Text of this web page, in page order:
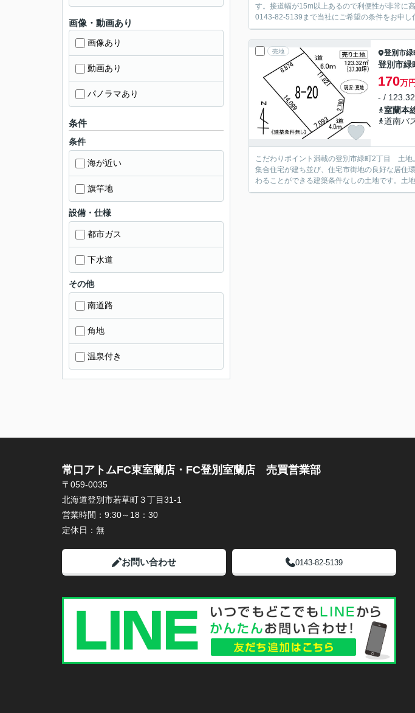
す。接道幅が15m以上あるので利便性が非常に
0143-82-5139まで当社にご希望の条件をお申し
売地 登別市緑
登別市
170万円
- /
室蘭本
道南バ
こだわりポイント満載の登別市緑町2丁目 土地。日々の暮らしに便利なコープ
集合住宅が建ち並び、住宅市街地の良好な居住
わることができる建築条件なしの土地です。土
画像・動画あり
画像あり
動画あり
パノラマあり
条件
条件
海が近い
旗竿地
設備・仕様
都市ガス
下水道
その他
南道路
角地
温泉付き
常口アトムFC東室蘭店・FC登別室蘭店 売買営業部
〒059-0035
北海道登別市若草町３丁目31-1
営業時間： 9:30～18：30
定休日： 無
お問い合わせ 0143-82-5139